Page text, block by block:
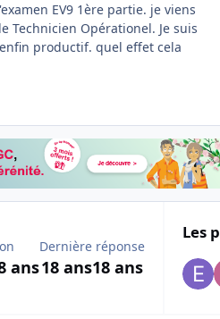
EV9 1ère partie. je viens
Technicien Opérationel. Je suis
productif. quel effet cela
ans
Dernière réponse
18 ans18 ans
Les